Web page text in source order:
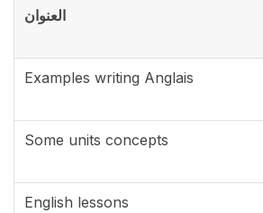
العنوان
Examples writing Anglais
Some units concepts
English lessons